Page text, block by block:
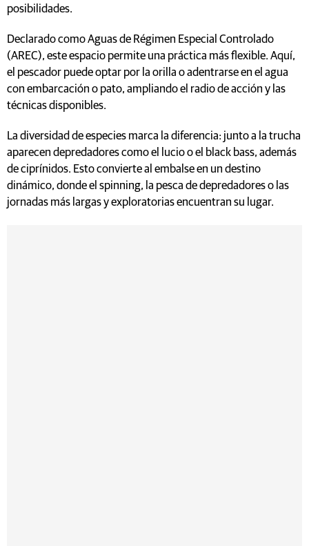
posibilidades.
Declarado como Aguas de Régimen Especial Controlado
(AREC), este espacio permite una práctica más flexible. Aquí,
el pescador puede optar por la orilla o adentrarse en el agua
con embarcación o pato, ampliando el radio de acción y las
técnicas disponibles.
La diversidad de especies marca la diferencia: junto a la trucha
aparecen depredadores como el lucio o el black bass, además
de ciprínidos. Esto convierte al embalse en un destino
dinámico, donde el spinning, la pesca de depredadores o las
jornadas más largas y exploratorias encuentran su lugar.